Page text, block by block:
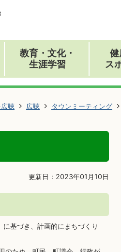
教育・文化・
生涯学習
健
ス
聴 広聴 タウンミーティング
更新日：2023年01月10日
基づき、計画的にまちづくり